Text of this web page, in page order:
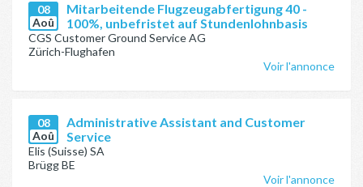
08
Aoû
Mitarbeitende Flugzeugabfertigung 40 -
100%, unbefristet auf Stundenlohnbasis
CGS Customer Ground Service AG
Zürich-Flughafen
Voir l'annonce
08
Aoû
Administrative Assistant and Customer
Service
Elis (Suisse) SA
Brügg BE
Voir l'annonce